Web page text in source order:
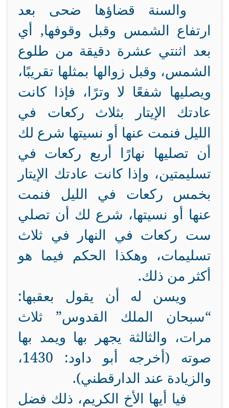
والسنة قضاؤها ضحى بعد
ارتفاع الشمس وقبل وقوفها, أي
بعد اثنتي عشرة دقيقة من طلوع
الشمس، وقبل زوالها بمثلها تقريبًا،
ويصليها شفعًا لا وترًا، فإذا كانت
عادتك الإيتار بثلاث ركعات في
الليل فنمت عنها أو نسيتها شرع لك
أن تصليها نهارًا أربع ركعات في
تسليمتين، وإذا كانت عادتك الإيتار
بخمس ركعات في الليل فنمت
عنها أو نسيتها، شرع لك أن تصلي
ست ركعات في النهار في ثلاث
تسليمات، وهكذا الحكم فيما هو
أكثر من ذلك.
ويسن له أن يقول بعقبها:
“سبحان الملك القدوس” ثلاث
مرات، والثالثة يجهر بها ويمد بها
صوته (أخرجه أبو داود: 1430،
والزيادة عند الدارقطني).
فيا أيها الأخ الكريم، ذلك فضل